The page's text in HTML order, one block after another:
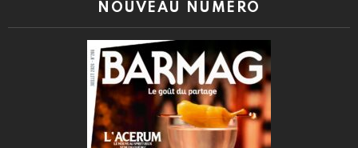
NOUVEAU NUMÉRO